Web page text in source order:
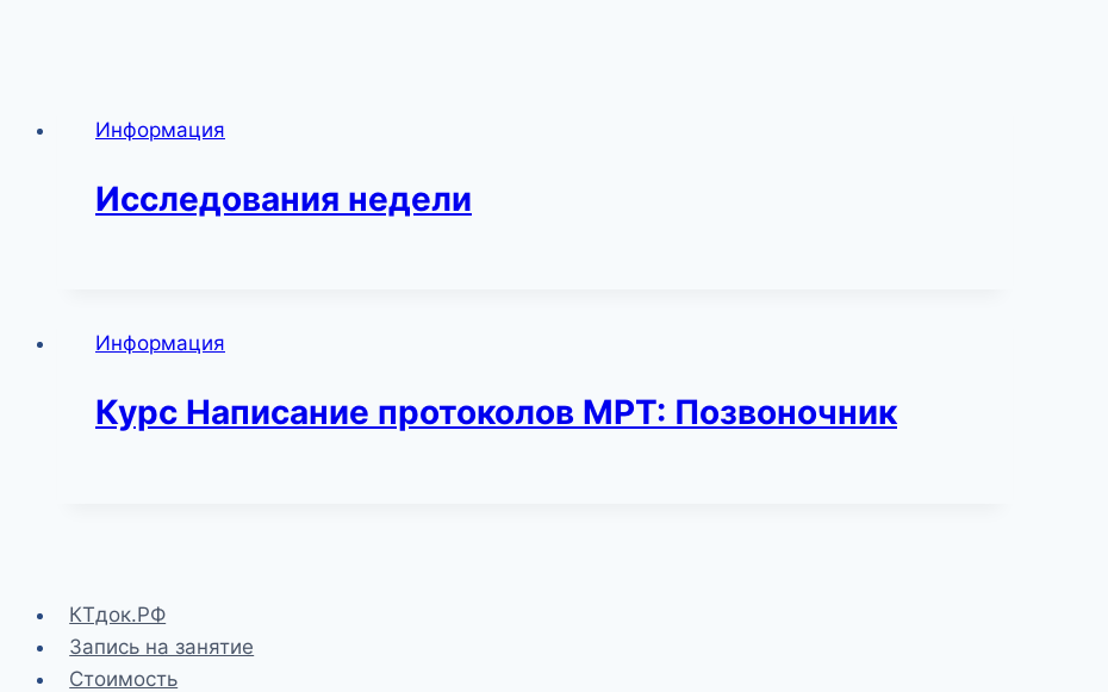
Информация
Исследования недели
Информация
Курс Написание протоколов МРТ: Позвоночник
КТдок.РФ
Запись на занятие
Стоимость